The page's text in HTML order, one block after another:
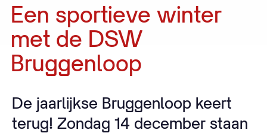
Een sportieve winter
met de DSW
Bruggenloop
De jaarlijkse Bruggenloop keert
terug! Zondag 14 december staan